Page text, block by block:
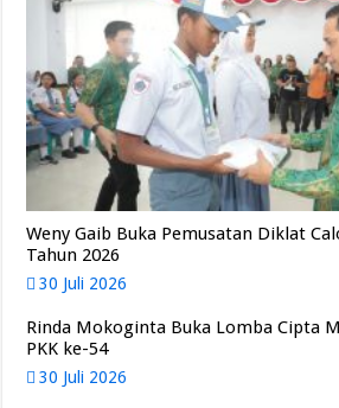
Weny Gaib Buka Pemusatan Diklat
Tahun 2026
30 Juli 2026
Rinda Mokoginta Buka Lomba Cipta
PKK ke-54
30 Juli 2026